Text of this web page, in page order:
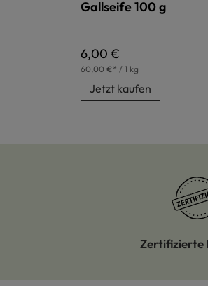
Gallseife 100 g
Regulärer Preis:
6,00 €
60,00 €* / 1 kg
Jetzt kaufen
Zertifizierte